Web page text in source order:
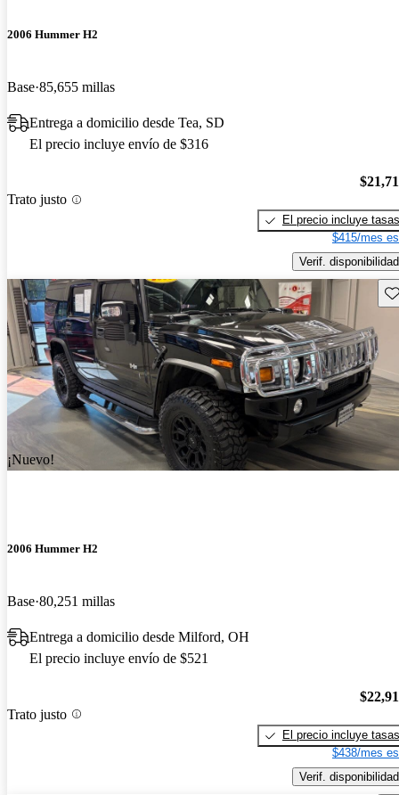
2006 Hummer H2
Base 85,655 millas
Entrega a domicilio desde Tea, SD
El precio incluye envío de $316
Trato justo
El precio incluye tasas
$415/mes
Verif. disponibilidad
¡Nuevo!
2006 Hummer H2
Base 80,251 millas
Entrega a domicilio desde Milford, OH
El precio incluye envío de $521
Trato justo
El precio incluye tasas
$438/mes
Verif. disponibilidad